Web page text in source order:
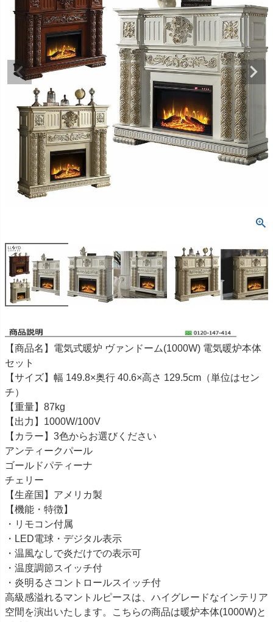
【商品名】電気式暖炉 ヴァンドーム(1000W) 電気暖炉本体
セット
【サイズ】幅 149.8×奥行 40.6×高さ 129.5cm（単位はセン
チ）
【重量】87kg
【出力】1000W/100V
【カラー】3色からお選びください
アンティークパール
ゴールドパティーナ
チェリー
【生産国】アメリカ製
【機能・特徴】
・リモコン付属
・LED電球・デジタル表示
・温風なしで炎だけでの表示可
・温度調節スイッチ付
・炎明るさコントロールスイッチ付
高級感溢れるマントルピースは、ハイグレードなインテリア
空間を演出いたします。こちらの商品は暖炉本体(1000W)と